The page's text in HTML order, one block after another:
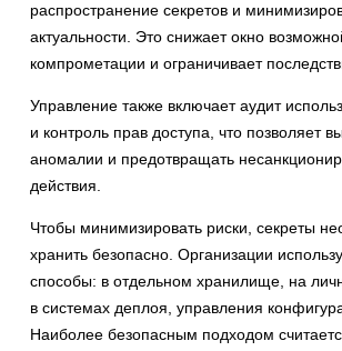
распространение секретов и
актуальности. Это снижает окно
компрометации и ограничивает
Управление также включает аудит
и контроль прав доступа, что позволяет
аномалии и предотвращать
действия.
Чтобы минимизировать риски, секреты
хранить безопасно. Организации
способы: в отдельном хранилище, на
в системах деплоя, управления
Наиболее безопасным подходом